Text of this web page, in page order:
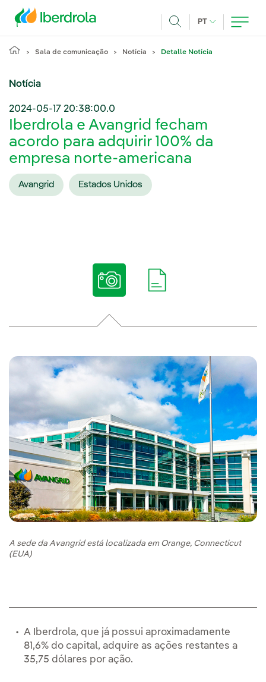
PT IDIOMA ATUAL,
Sala de comunicação Notícia Detalle Notícia
Notícia
2024-05-17 20:38:00.0
Iberdrola e Avangrid fecham
acordo para adquirir 100% da
empresa norte-americana
Avangrid Estados Unidos
A sede da Avangrid está localizada em Orange, Connecticut
(EUA)
A Iberdrola, que já possui aproximadamente
81,6% do capital, adquire as ações restantes a
35,75 dólares por ação.